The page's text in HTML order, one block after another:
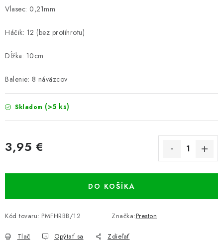
Navštívte našu predajňu vo Dvoroch nad Žitavou »
Vlasec: 0,21mm
Háčik: 12 (bez protihrotu)
Dĺžka: 10cm
Balenie: 8 náväzcov
Skladom (>5 ks)
3,95 €
DO KOŠÍKA
Kód tovaru: PMFHRBB/12 Značka:Preston
Tlač Opýtať sa Zdieľať